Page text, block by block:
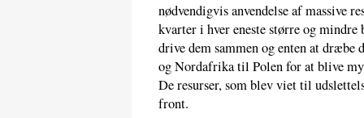
nødvendigvis anvendelse af massive
kvarter i hver eneste større og mindre
drive dem sammen og enten at dræbe
og Nordafrika til Polen for at blive
De resurser, som blev viet til
front.